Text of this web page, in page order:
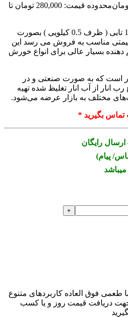
محدوده قیمت: 280,000 تومان تا
بصورت بسته بندی 16 تایی ( ظرف 0.5 کیلویی ) بصورت
مناسب به فروش می رسد این
بسیار عالی برای انواع خورش
است که به صورت صنعتی و در
رب انار از آب انار تغلیظ شده تهیه
مختلف به بازار عرضه می‌شود.
بگیرید *
رایگان
طعمی فوق العاده کاربردهای متنوع
جهت دریافت قیمت روز و یا کسب